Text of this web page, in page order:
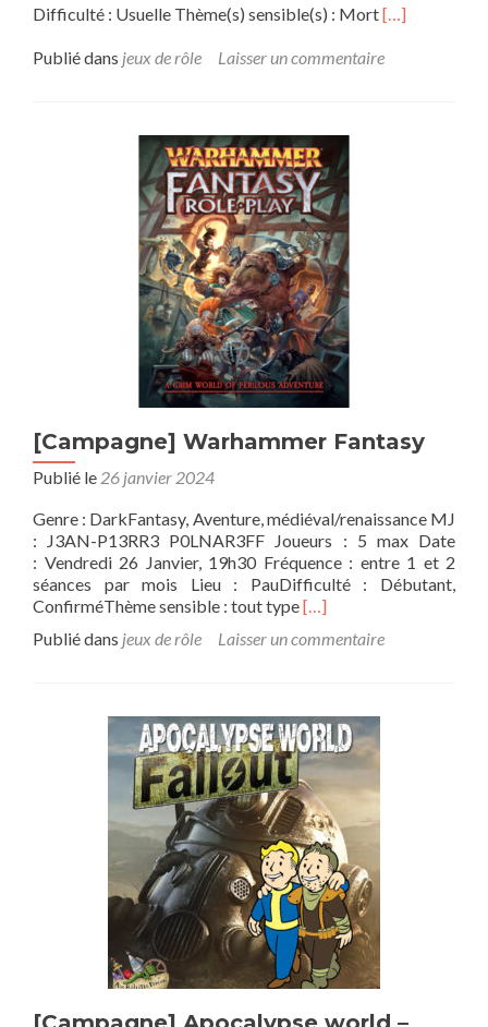
Difficulté : Usuelle Thème(s) sensible(s) : MortEn
plus
[…]
Publié dans jeux de rôle Laisser un commentaire
[Campagne] Warhammer Fantasy
Publié le 26 janvier 2024
Genre : DarkFantasy, Aventure, médiéval/renaissance MJ
: J3AN-P13RR3 P0LNAR3FF Joueurs : 5 max Date
: Vendredi 26 Janvier, 19h30 Fréquence : entre 1 et 2
séances par mois Lieu : PauDifficulté : Débutant,
ConfirméThème sensible : tout typeEn
plus
Fantasy
[…]
Publié dans jeux de rôle Laisser un commentaire